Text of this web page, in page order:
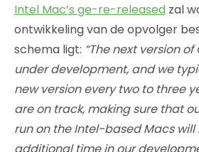
Intel Mac’s ge-re-released zal
ontwikkeling van de opvolger
schema ligt: “The next version
under development, and we
new version every two to three
are on track, making sure that
run on the Intel-based Macs will
additional time in our